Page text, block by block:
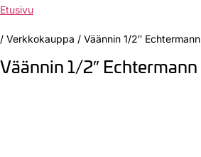
Etusivu
/ Verkkokauppa / Väännin 1/2″ Echtermann
Väännin 1/2″ Echtermann